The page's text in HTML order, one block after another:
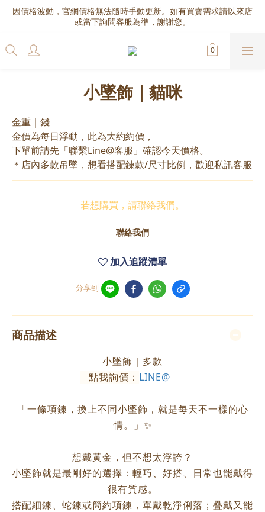
因價格波動，官網價格無法隨時手動更新。如有買賣需求請以來店
或當下詢問客服為準，謝謝您。
小墜飾｜貓咪
金重｜錢
金價為每日浮動，此為大約約價，
下單前請先「聯繫Line@客服」確認今天價格。
＊店內多款吊墜，想看搭配鍊款/尺寸比例，歡迎私訊客服
若想購買，請聯絡我們。
聯絡我們
加入追蹤清單
分享到
商品描述
小墜飾｜多款
點我詢價： LINE@
「一條項鍊，換上不同小墜飾，就是每天不一樣的心
情。」✨
想戴黃金，但不想太浮誇？
小墜飾就是最剛好的選擇：輕巧、好搭、日常也能戴得
很有質感。
搭配細鍊、蛇鍊或簡約項鍊，單戴乾淨俐落；疊戴又能